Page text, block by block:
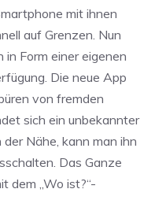
mit ihnen
auf Grenzen. Nun
Form einer eigenen
Die neue App
von fremden
sich ein unbekannter
Nähe, kann man ihn
Das Ganze
dem „Wo ist?“-